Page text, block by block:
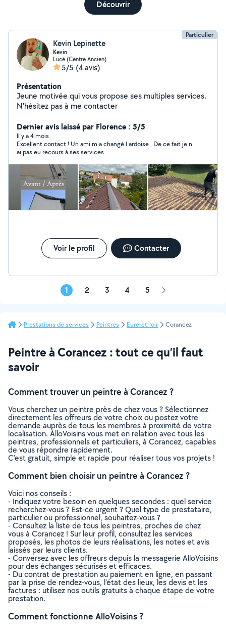
Découvrir
Particulier
Kevin Lepinette
Kevin
Lucé (Centre Ancien)
5/5 (4 avis)
Présentation
Jeune motivée qui vous propose ses multiples services.
N'hésitez pas à me contacter
Dernier avis laissé par Florence : 5/5
Il y a 4 mois
Excellent contact ! Un ami m a changé l ardoise . De ce fait je n
ai pas eu recours à ses services
Voir le profil Contacter
1 2 3 4 5 Page
Prestations de services Peintres Eure-et-loir Corancez
Peintre à Corancez : tout ce qu’il faut
savoir
Comment trouver un peintre à Corancez ?
Vous cherchez un peintre près de chez vous ? Sélectionnez
directement les offreurs de votre choix ou postez votre
demande auprès de tous les membres à proximité de votre
localisation. AlloVoisins vous met en relation avec tous les
peintres, professionnels et particuliers, à Corancez, capables
de vous répondre rapidement.
C’est gratuit, simple et rapide pour réaliser tous vos projets !
Comment bien choisir un peintre à Corancez ?
Voici nos conseils :
- Indiquez votre besoin en quelques secondes : quel service
recherchez-vous ? Est-ce urgent ? Quel type de prestataire,
particulier ou professionnel, souhaitez-vous ?
- Consultez la liste de tous les peintres, proches de chez
vous à Corancez ! Sur leur profil, consultez les services
proposés, les photos de leurs réalisations, les notes et avis
laissés par leurs clients.
- Conversez avec les offreurs depuis la messagerie AlloVoisins
pour des échanges sécurisés et efficaces.
- Du contrat de prestation au paiement en ligne, en passant
par la prise de rendez-vous, l’état des lieux, les devis et les
factures : utilisez nos outils gratuits à chaque étape de votre
prestation.
Comment fonctionne AlloVoisins ?